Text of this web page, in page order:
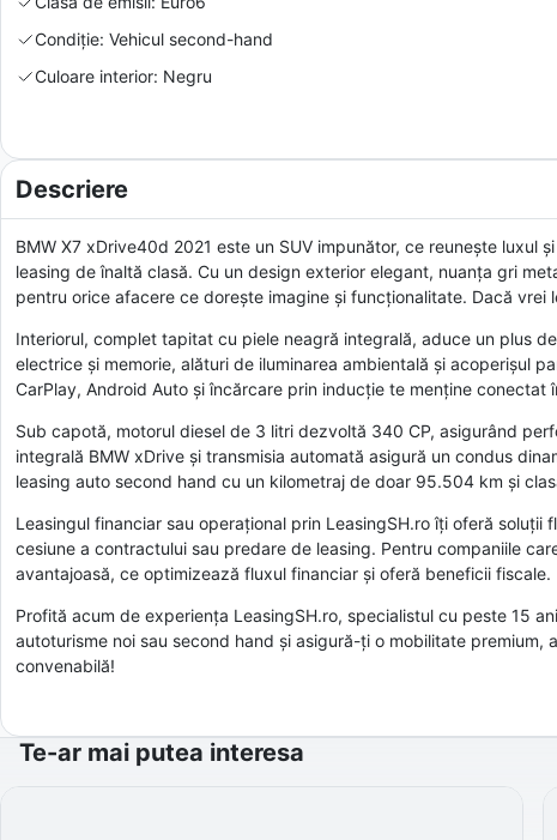
Condiție: Vehicul second-hand
Culoare interior: Negru
Descriere
BMW X7 xDrive40d 2021 este un SUV impunător, ce reunește
leasing de înaltă clasă. Cu un design exterior elegant, nuanța gri
pentru orice afacere ce dorește imagine și funcționalitate. Dacă
Interiorul, complet tapitat cu piele neagră integrală, aduce un plus
electrice și memorie, alături de iluminarea ambientală și acoperișul
CarPlay, Android Auto și încărcare prin inducție te menține
Sub capotă, motorul diesel de 3 litri dezvoltă 340 CP, asigurând
integrală BMW xDrive și transmisia automată asigură un condus
leasing auto second hand cu un kilometraj de doar 95.504 km și
Leasingul financiar sau operațional prin LeasingSH.ro îți oferă
cesiune a contractului sau predare de leasing. Pentru companiile
avantajoasă, ce optimizează fluxul financiar și oferă beneficii fiscale.
Profită acum de experiența LeasingSH.ro, specialistul cu peste 15
autoturisme noi sau second hand și asigură-ți o mobilitate
convenabilă!
Te-ar mai putea interesa